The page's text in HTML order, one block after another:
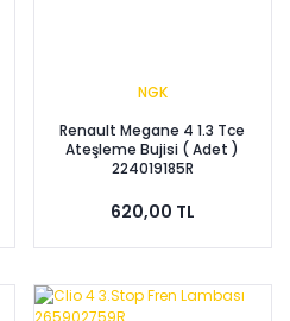
NGK
Renault Megane 4 1.3 Tce
Ateşleme Bujisi ( Adet )
224019185R
620,00 TL